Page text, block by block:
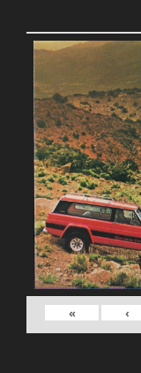
›
»